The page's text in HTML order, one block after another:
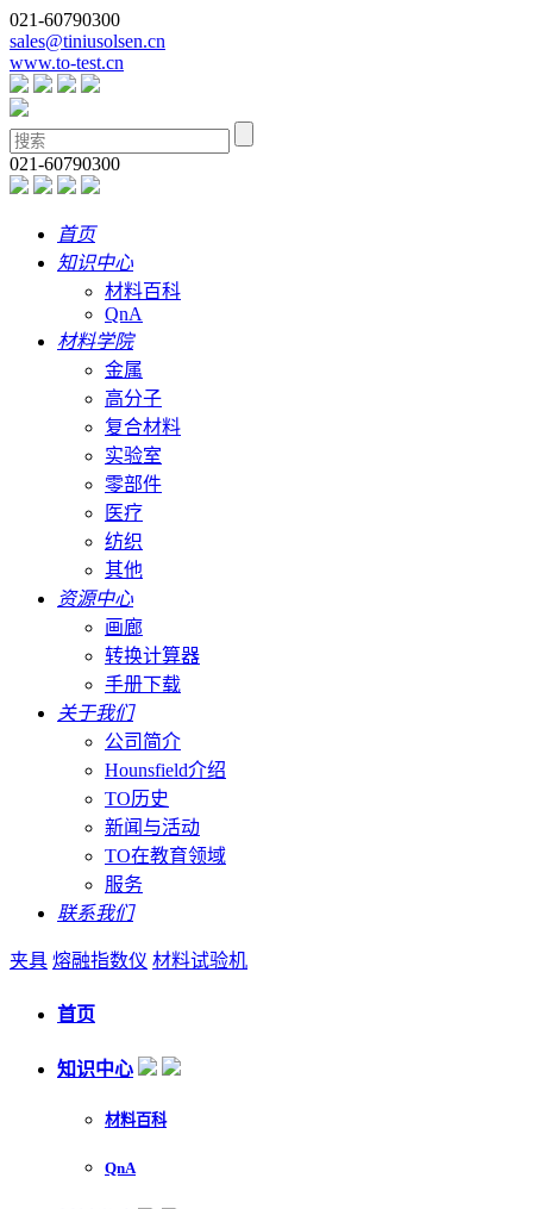
021-60790300
sales@tiniusolsen.cn
www.to-test.cn
021-60790300
首页
知识中心
材料百科
QnA
材料学院
金属
高分子
复合材料
实验室
零部件
医疗
纺织
其他
资源中心
画廊
转换计算器
手册下载
关于我们
公司简介
Hounsfield介绍
TO历史
新闻与活动
TO在教育领域
服务
联系我们
夹具 熔融指数仪 材料试验机
首页
知识中心
材料百科
QnA